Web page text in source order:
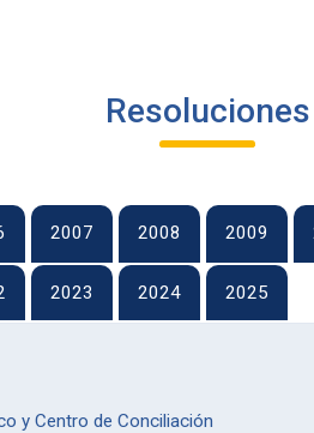
Resoluciones
2007 2008 2009
2023 2024 2025
y Centro de Conciliación